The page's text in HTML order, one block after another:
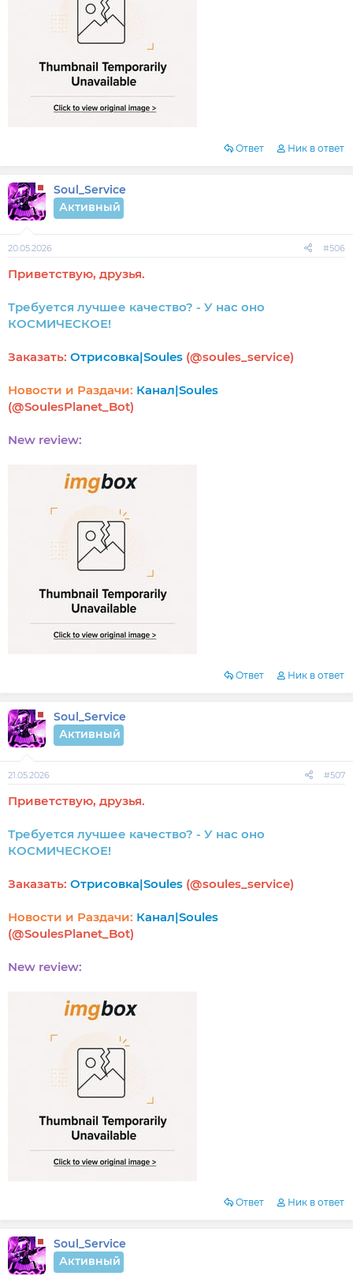
Ответ Ник в ответ
Soul_Service
Активный
20.05.2026 #506
Приветствую, друзья.
Требуется лучшее качество? - У нас оно
КОСМИЧЕСКОЕ!
Заказать: Отрисовка|Soules (@soules_service)
Новости и Раздачи: Канал|Soules
(@SoulesPlanet_Bot)
New review:
Ответ Ник в ответ
Soul_Service
Активный
21.05.2026 #507
Приветствую, друзья.
Требуется лучшее качество? - У нас оно
КОСМИЧЕСКОЕ!
Заказать: Отрисовка|Soules (@soules_service)
Новости и Раздачи: Канал|Soules
(@SoulesPlanet_Bot)
New review:
Ответ Ник в ответ
Soul_Service
Активный